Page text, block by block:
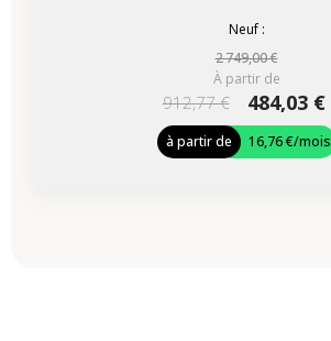
Neuf :
2 749,00 €
À partir de
912,77 € 484,03 €
à partir de 16,76 €/mois